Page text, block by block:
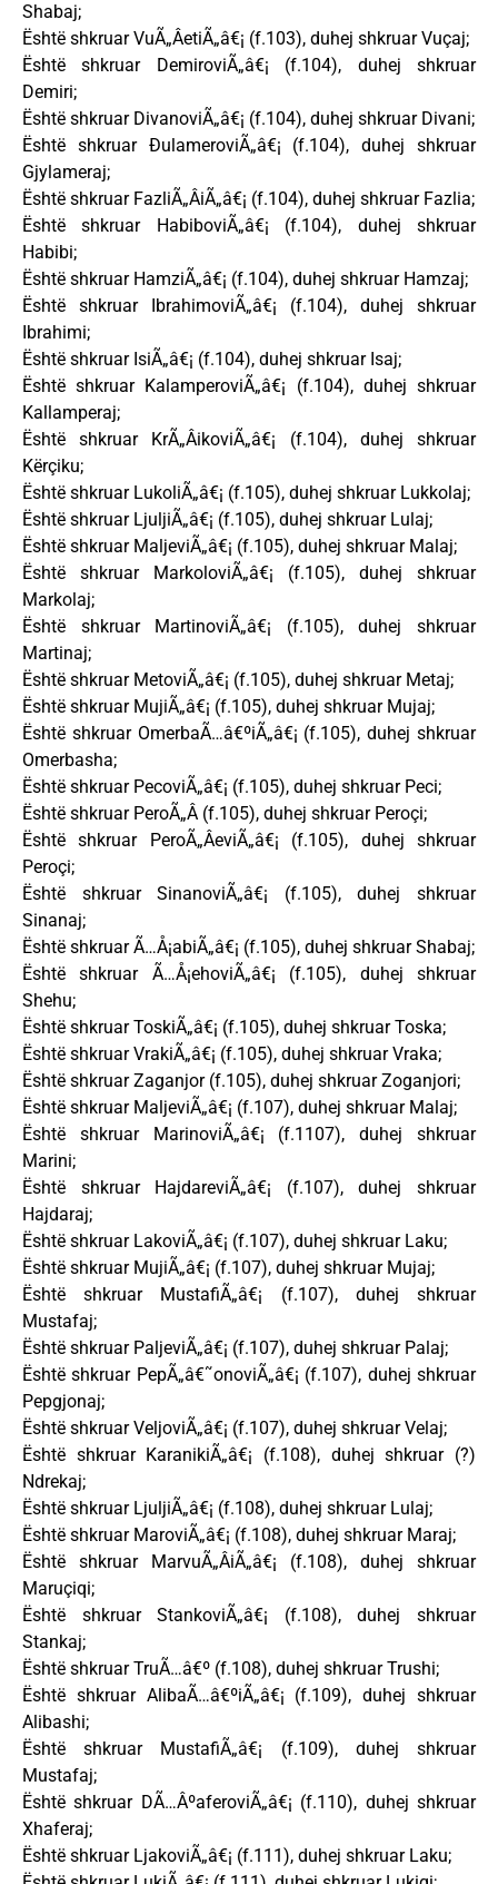
Shabaj;
Është shkruar VuÃ„ÂetiÃ„â€¡ (f.103), duhej shkruar Vuçaj;
Është shkruar DemiroviÃ„â€¡ (f.104), duhej shkruar
Demiri;
Është shkruar DivanoviÃ„â€¡ (f.104), duhej shkruar Divani;
Është shkruar ÐulameroviÃ„â€¡ (f.104), duhej shkruar
Gjylameraj;
Është shkruar FazliÃ„ÂiÃ„â€¡ (f.104), duhej shkruar Fazlia;
Është shkruar HabiboviÃ„â€¡ (f.104), duhej shkruar
Habibi;
Është shkruar HamziÃ„â€¡ (f.104), duhej shkruar Hamzaj;
Është shkruar IbrahimoviÃ„â€¡ (f.104), duhej shkruar
Ibrahimi;
Është shkruar IsiÃ„â€¡ (f.104), duhej shkruar Isaj;
Është shkruar KalamperoviÃ„â€¡ (f.104), duhej shkruar
Kallamperaj;
Është shkruar KrÃ„ÂikoviÃ„â€¡ (f.104), duhej shkruar
Kërçiku;
Është shkruar LukoliÃ„â€¡ (f.105), duhej shkruar Lukkolaj;
Është shkruar LjuljiÃ„â€¡ (f.105), duhej shkruar Lulaj;
Është shkruar MaljeviÃ„â€¡ (f.105), duhej shkruar Malaj;
Është shkruar MarkoloviÃ„â€¡ (f.105), duhej shkruar
Markolaj;
Është shkruar MartinoviÃ„â€¡ (f.105), duhej shkruar
Martinaj;
Është shkruar MetoviÃ„â€¡ (f.105), duhej shkruar Metaj;
Është shkruar MujiÃ„â€¡ (f.105), duhej shkruar Mujaj;
Është shkruar OmerbaÃ…â€ºiÃ„â€¡ (f.105), duhej shkruar
Omerbasha;
Është shkruar PecoviÃ„â€¡ (f.105), duhej shkruar Peci;
Është shkruar PeroÃ„Â (f.105), duhej shkruar Peroçi;
Është shkruar PeroÃ„ÂeviÃ„â€¡ (f.105), duhej shkruar
Peroçi;
Është shkruar SinanoviÃ„â€¡ (f.105), duhej shkruar
Sinanaj;
Është shkruar Ã…Å¡abiÃ„â€¡ (f.105), duhej shkruar Shabaj;
Është shkruar Ã…Å¡ehoviÃ„â€¡ (f.105), duhej shkruar
Shehu;
Është shkruar ToskiÃ„â€¡ (f.105), duhej shkruar Toska;
Është shkruar VrakiÃ„â€¡ (f.105), duhej shkruar Vraka;
Është shkruar Zaganjor (f.105), duhej shkruar Zoganjori;
Është shkruar MaljeviÃ„â€¡ (f.107), duhej shkruar Malaj;
Është shkruar MarinoviÃ„â€¡ (f.1107), duhej shkruar
Marini;
Është shkruar HajdareviÃ„â€¡ (f.107), duhej shkruar
Hajdaraj;
Është shkruar LakoviÃ„â€¡ (f.107), duhej shkruar Laku;
Është shkruar MujiÃ„â€¡ (f.107), duhej shkruar Mujaj;
Është shkruar MustafiÃ„â€¡ (f.107), duhej shkruar
Mustafaj;
Është shkruar PaljeviÃ„â€¡ (f.107), duhej shkruar Palaj;
Është shkruar PepÃ„â€˜onoviÃ„â€¡ (f.107), duhej shkruar
Pepgjonaj;
Është shkruar VeljoviÃ„â€¡ (f.107), duhej shkruar Velaj;
Është shkruar KaranikiÃ„â€¡ (f.108), duhej shkruar (?)
Ndrekaj;
Është shkruar LjuljiÃ„â€¡ (f.108), duhej shkruar Lulaj;
Është shkruar MaroviÃ„â€¡ (f.108), duhej shkruar Maraj;
Është shkruar MarvuÃ„ÂiÃ„â€¡ (f.108), duhej shkruar
Maruçiqi;
Është shkruar StankoviÃ„â€¡ (f.108), duhej shkruar
Stankaj;
Është shkruar TruÃ…â€º (f.108), duhej shkruar Trushi;
Është shkruar AlibaÃ…â€ºiÃ„â€¡ (f.109), duhej shkruar
Alibashi;
Është shkruar MustafiÃ„â€¡ (f.109), duhej shkruar
Mustafaj;
Është shkruar DÃ…ÂºaferoviÃ„â€¡ (f.110), duhej shkruar
Xhaferaj;
Është shkruar LjakoviÃ„â€¡ (f.111), duhej shkruar Laku;